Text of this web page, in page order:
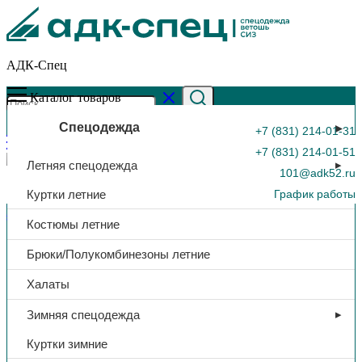
АДК-Спец
+7 (831) 214-01-31
+7 (831) 214-01-51
101@adk52.ru
График работы
0
Каталог товаров
Спецодежда
Летняя спецодежда
Куртки летние
Костюмы летние
Брюки/Полукомбинезоны летние
Халаты
Зимняя спецодежда
Куртки зимние
Главная страница»Каталог»Напульсники «Дайнима», 15 см